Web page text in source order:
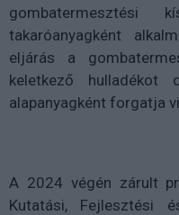
gombatermesztési
takaróanyagként
eljárás a
keletkező
alapanyagként forgatja
A 2024 végén zárult
Kutatási, Fejlesztési